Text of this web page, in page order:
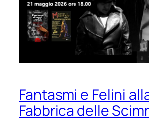
Fantasmi e Felini
Fabbrica delle